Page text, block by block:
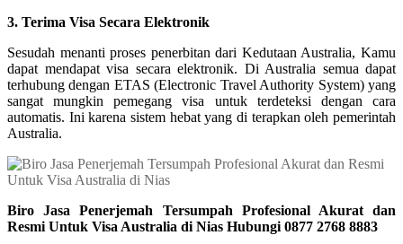
3. Terima Visa Secara Elektronik
Sesudah menanti proses penerbitan dari Kedutaan Australia, Kamu
dapat mendapat visa secara elektronik. Di Australia semua dapat
terhubung dengan ETAS (Electronic Travel Authority System) yang
sangat mungkin pemegang visa untuk terdeteksi dengan cara
automatis. Ini karena sistem hebat yang di terapkan oleh pemerintah
Australia.
Biro Jasa Penerjemah Tersumpah Profesional Akurat dan
Resmi Untuk Visa Australia di Nias Hubungi 0877 2768 8883